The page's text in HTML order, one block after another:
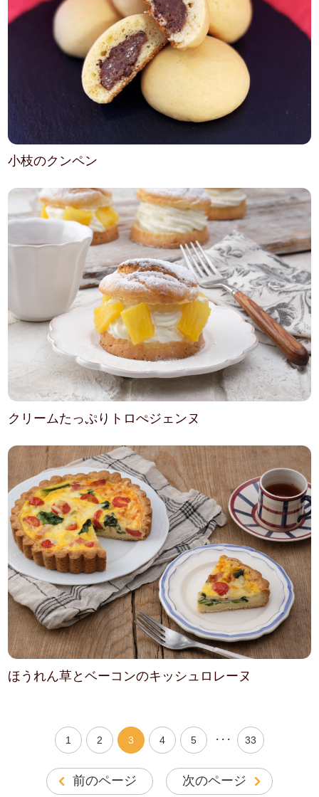
小枝のクンペン
クリームたっぷりトロぺジェンヌ
ほうれん草とベーコンのキッシュロレーヌ
前のページ
1 2 3 4 5 ・・・ 33
次のページ